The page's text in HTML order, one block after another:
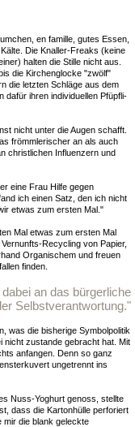
en famille, gutes Essen,
Die Knaller-Freaks (keine
halten die Stille nicht aus.
die Kirchenglocke "zwölf"
die letzten Schläge aus dem
dafür ihren individuellen Pfüpfli-
nicht unter die Augen schafft.
frömmlerischer an als auch
christlichen Influenzern und
eine Frau Hilfe gegen
ich einen Satz, den ich nicht
etwas zum ersten Mal."
Mal etwas zum ersten Mal
Recycling von Papier,
Organischem und freuen
finden.
an das bürgerliche
Selbstverantwortung."
was die bisherige Symbolpolitik
nicht zustande gebracht hat. Mit
anfangen. Denn so ganz
ungetrennt ins
Nuss-Yoghurt genoss, stellte
dass die Kartonhülle perforiert
mir die blank geleckte